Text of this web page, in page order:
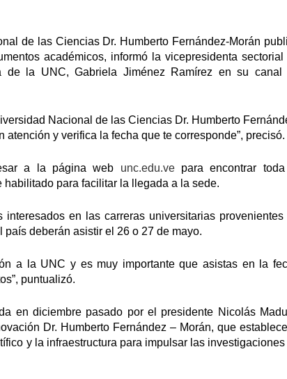
de las Ciencias Dr. Humberto Fernández-Morán
académicos, informó la vicepresidenta sectorial
de la UNC, Gabriela Jiménez Ramírez en su canal
Nacional de las Ciencias Dr. Humberto
y verifica la fecha que te corresponde”, precisó.
a la página web unc.edu.vepara encontrar
para facilitar la llegada a la sede.
en las carreras universitarias provenientes
deberán asistir el 26 o 27 de mayo.
a la UNC y es muy importante que asistas en la
puntualizó.
en diciembre pasado por el presidente Nicolás
Dr. Humberto Fernández – Morán, que
y la infraestructura para impulsar las investigaciones